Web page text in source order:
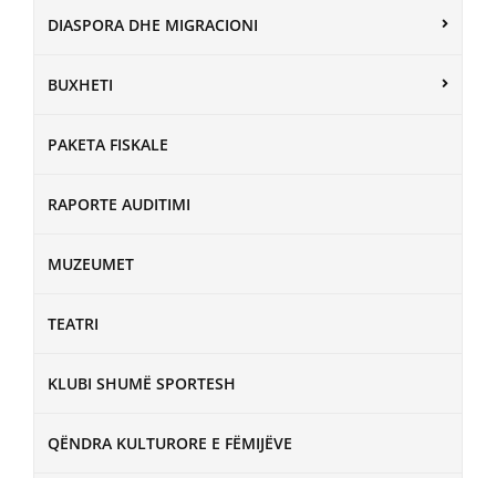
DIASPORA DHE MIGRACIONI
BUXHETI
PAKETA FISKALE
RAPORTE AUDITIMI
MUZEUMET
TEATRI
KLUBI SHUMË SPORTESH
QËNDRA KULTURORE E FËMIJËVE